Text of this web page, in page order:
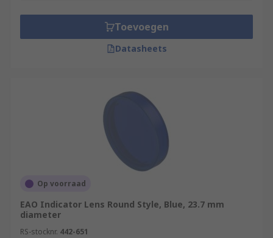
Toevoegen
Datasheets
Op voorraad
EAO Indicator Lens Round Style, Blue, 23.7 mm
diameter
RS-stocknr. 442-651